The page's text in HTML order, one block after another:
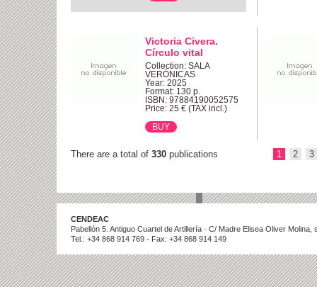
Victoria Civera.
Círculo vital
Collection: SALA
VERÓNICAS
Year: 2025
Format: 130 p.
ISBN: 97884190052575
Price: 25 € (TAX incl.)
There are a total of 330 publications 1 2 3
CENDEAC
Pabellón 5. Antiguo Cuartel de Artillería · C/ Madre Elisea Oliver
Tel.: +34 868 914 769 - Fax: +34 868 914 149